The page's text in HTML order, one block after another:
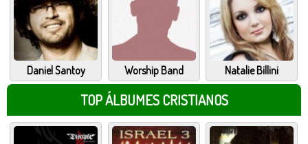
Daniel Santoy Worship Band Natalie Billini
TOP ÁLBUMES CRISTIANOS